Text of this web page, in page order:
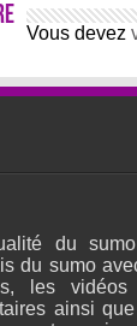
Vous devez
du
du sumo
les vidéos
ainsi